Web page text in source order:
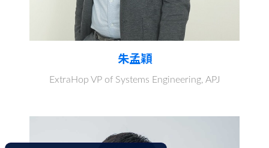
朱孟穎
ExtraHop VP of Systems Engineering, APJ